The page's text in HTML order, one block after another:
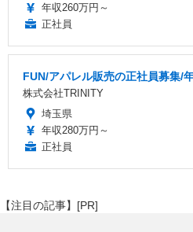
年収260万円～
正社員
FUN/アパレル販売の正社員募集/
株式会社TRINITY
埼玉県
年収280万円～
正社員
【注目の記事】[PR]